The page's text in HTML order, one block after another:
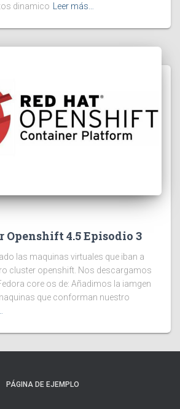
dinamico
Leer más…
Openshift 4.5 Episodio 3
las maquinas virtuales que iban a
cluster openshift. Nos descargamos
core os de: Añadimos la iamgen
que conforman nuestro
PÁGINA DE EJEMPLO